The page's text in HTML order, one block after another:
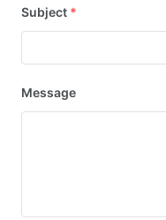
Subject *
Message